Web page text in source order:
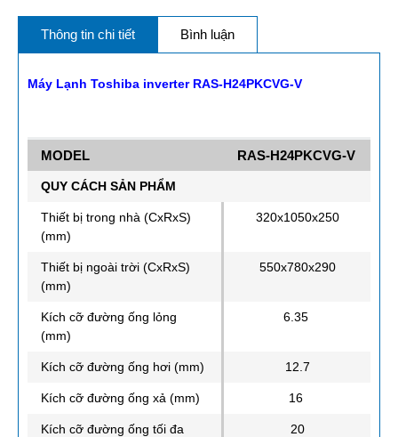
Thông tin chi tiết Bình luận
Máy Lạnh Toshiba inverter RAS-H24PKCVG-V
MODEL RAS-H24PKCVG-V
QUY CÁCH SẢN PHẨM
Thiết bị trong nhà (CxRxS)
(mm)
320x1050x250
Thiết bị ngoài trời (CxRxS)
(mm)
550x780x290
Kích cỡ đường ống lỏng
(mm)
6.35
Kích cỡ đường ống hơi (mm) 12.7
Kích cỡ đường ống xả (mm) 16
Kích cỡ đường ống tối đa
20